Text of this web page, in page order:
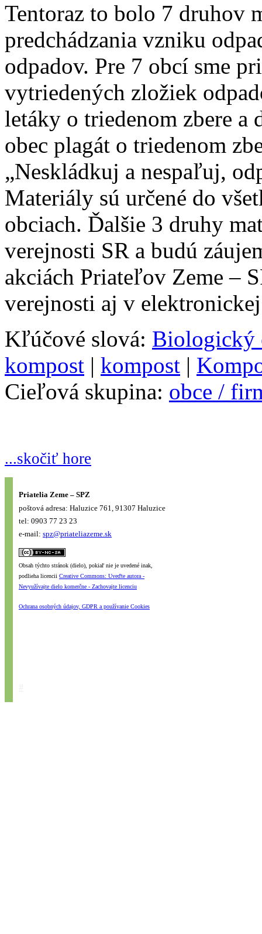
Tentoraz to bolo 7 druhov
predchádzania vzniku
odpadov. Pre 7 obcí sme
vytriedených zložiek
letáky o triedenom zbere a
obec plagát o triedenom
„Neskládkuj a nespaľuj,
Materiály sú určené do
obciach. Ďalšie 3 druhy
verejnosti SR a budú
akciách Priateľov Zeme –
verejnosti aj v
Kľúčové slová: Biologický
kompost | kompost |
Cieľová skupina: obce /
...skočiť hore
Priatelia Zeme – SPZ
poštová adresa: Haluzice 761, 91307 Haluzice
tel: 0903 77 23 23
e-mail: spz@priateliazeme.sk
Obsah týchto stránok (dielo), pokiaľ nie je uvedené inak,
podlieha licencii Creative Commons: Uveďte autora -
Nevyužívajte dielo komerčne - Zachovajte licenciu
Ochrana osobných údajov, GDPR a používanie Cookies